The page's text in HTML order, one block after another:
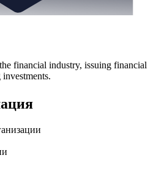
financial industry, issuing financial